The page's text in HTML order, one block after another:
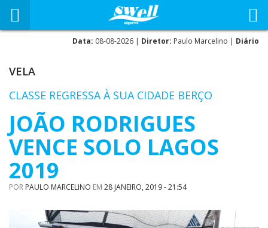
Data: 08-08-2026 | Diretor: Paulo Marcelino | Diário
VELA
CLASSE REGRESSA À SUA CIDADE BERÇO
JOÃO RODRIGUES
VENCE SOLO LAGOS
2019
POR PAULO MARCELINO EM 28 JANEIRO, 2019 - 21:54